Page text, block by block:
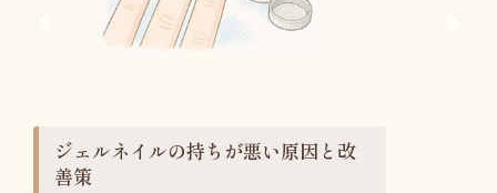
ジェルネイルの持ちが悪い原因と改
善策